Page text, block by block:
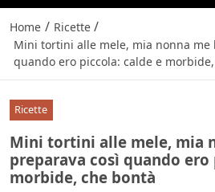
Home / Ricette /
Mini tortini alle mele, mia nonna me
quando ero piccola: calde e
Ricette
Mini tortini alle mele, mia
preparava così quando ero
morbide, che bontà